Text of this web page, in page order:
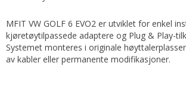
MFIT VW GOLF 6 EVO2 er utviklet for enkel
kjøretøytilpassede adaptere og Plug & Play-
Systemet monteres i originale
av kabler eller permanente modifikasjoner.